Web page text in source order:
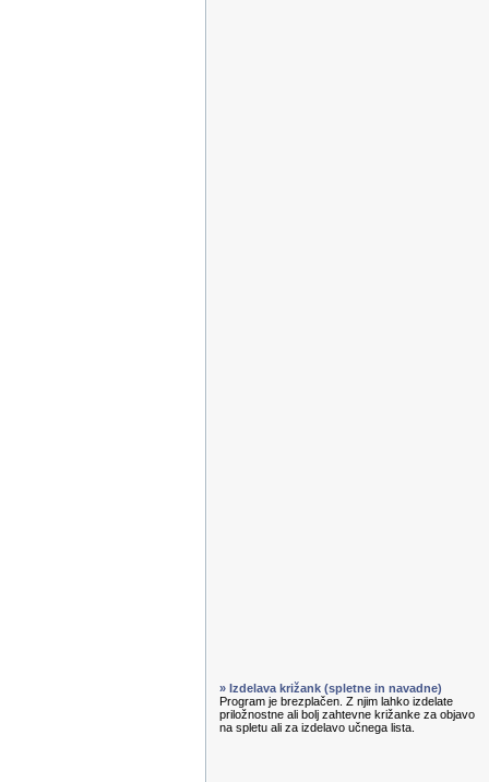
» Izdelava križank (spletne in navadne)
Program je brezplačen. Z njim lahko izdelate
priložnostne ali bolj zahtevne križanke za objavo
na spletu ali za izdelavo učnega lista.